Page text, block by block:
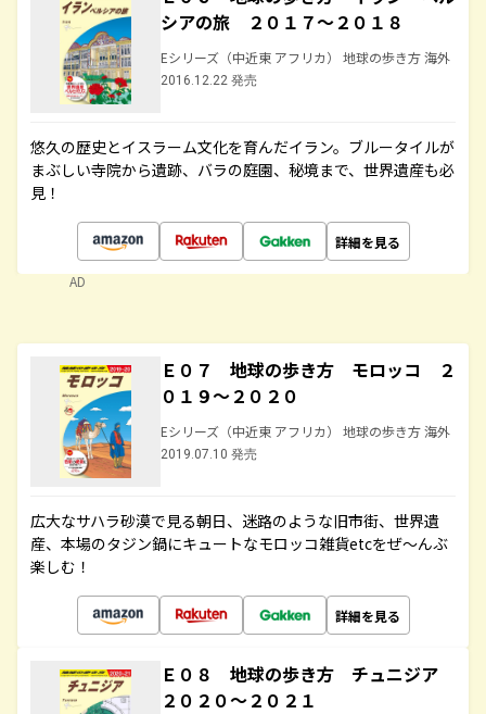
シアの旅 ２０１７～２０１８
Eシリーズ（中近東 アフリカ） 地球の歩き方 海外
2016.12.22 発売
悠久の歴史とイスラーム文化を育んだイラン。ブルータイルが
まぶしい寺院から遺跡、バラの庭園、秘境まで、世界遺産も必
見！
詳細を見る
AD
Ｅ０７ 地球の歩き方 モロッコ ２
０１９～２０２０
Eシリーズ（中近東 アフリカ） 地球の歩き方 海外
2019.07.10 発売
広大なサハラ砂漠で見る朝日、迷路のような旧市街、世界遺
産、本場のタジン鍋にキュートなモロッコ雑貨etcをぜ～んぶ
楽しむ！
詳細を見る
Ｅ０８ 地球の歩き方 チュニジア
２０２０～２０２１